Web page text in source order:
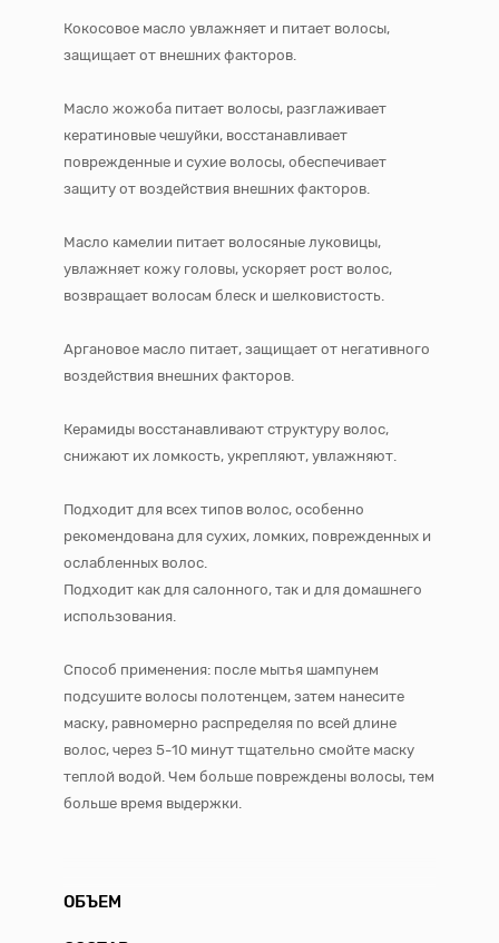
Кокосовое масло увлажняет и питает волосы,
защищает от внешних факторов.
Масло жожоба питает волосы, разглаживает
кератиновые чешуйки, восстанавливает
поврежденные и сухие волосы, обеспечивает
защиту от воздействия внешних факторов.
Масло камелии питает волосяные луковицы,
увлажняет кожу головы, ускоряет рост волос,
возвращает волосам блеск и шелковистость.
Аргановое масло питает, защищает от негативного
воздействия внешних факторов.
Керамиды восстанавливают структуру волос,
снижают их ломкость, укрепляют, увлажняют.
Подходит для всех типов волос, особенно
рекомендована для сухих, ломких, поврежденных и
ослабленных волос.
Подходит как для салонного, так и для домашнего
использования.
Способ применения: после мытья шампунем
подсушите волосы полотенцем, затем нанесите
маску, равномерно распределяя по всей длине
волос, через 5-10 минут тщательно смойте маску
теплой водой. Чем больше повреждены волосы, тем
больше время выдержки.
ОБЪЕМ